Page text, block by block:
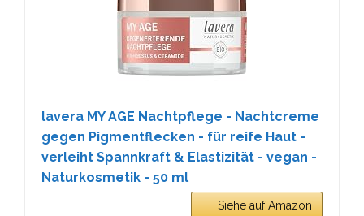
lavera MY AGE Nachtpflege - Nachtcreme
gegen Pigmentflecken - für reife Haut -
verleiht Spannkraft & Elastizität - vegan -
Naturkosmetik - 50 ml
Siehe auf Amazon